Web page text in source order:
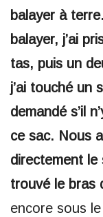
balayer à
balayer, j’ai
tas, puis un
j’ai touché un
demandé s’il
ce sac. Nous
directement le
trouvé le bras
encore sous